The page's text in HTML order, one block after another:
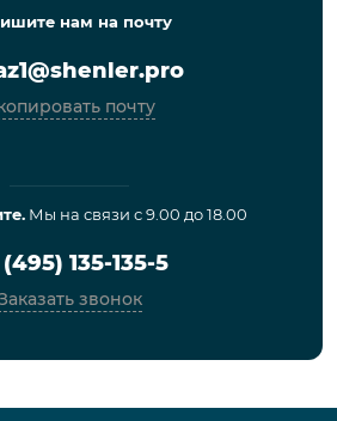
нам на почту
почту
Мы на связи с 9.00 до 18.00
135-135-5
звонок